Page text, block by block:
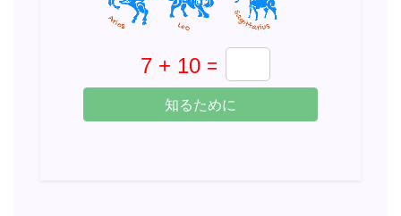
知るために